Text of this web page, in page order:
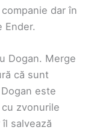
dar în
Ender.
Dogan. Merge
că sunt
este
zvonurile
salvează